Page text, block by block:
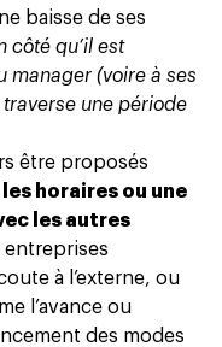
baisse de ses
côté qu’il est
manager (voire à ses
traverse une période
être proposés
horaires ou une
les autres
entreprises
à l’externe, ou
l’avance ou
des modes